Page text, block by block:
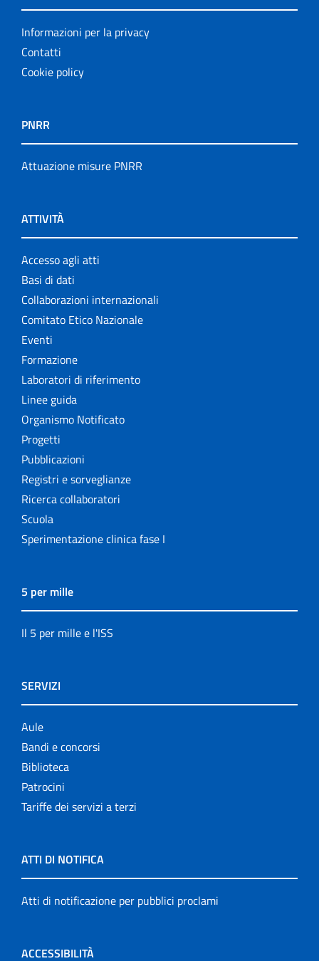
Informazioni per la privacy
Contatti
Cookie policy
PNRR
Attuazione misure PNRR
ATTIVITÀ
Accesso agli atti
Basi di dati
Collaborazioni internazionali
Comitato Etico Nazionale
Eventi
Formazione
Laboratori di riferimento
Linee guida
Organismo Notificato
Progetti
Pubblicazioni
Registri e sorveglianze
Ricerca collaboratori
Scuola
Sperimentazione clinica fase I
5 per mille
Il 5 per mille e l'ISS
SERVIZI
Aule
Bandi e concorsi
Biblioteca
Patrocini
Tariffe dei servizi a terzi
ATTI DI NOTIFICA
Atti di notificazione per pubblici proclami
ACCESSIBILITÀ